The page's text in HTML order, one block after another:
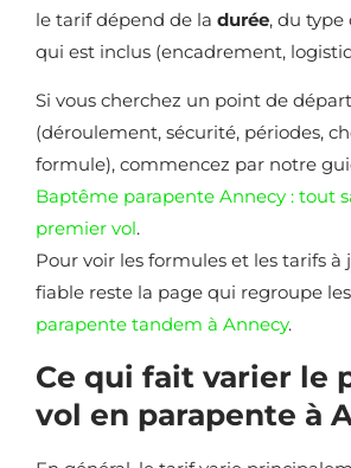
le tarif dépend de la durée, du type
qui est inclus (encadrement,
Si vous cherchez un point de
(déroulement, sécurité, périodes,
formule), commencez par notre
Baptême parapente Annecy : tout
premier vol.
Pour voir les formules et les tarifs à
fiable reste la page qui regroupe les
parapente tandem à Annecy.
Ce qui fait varier le
vol en parapente à